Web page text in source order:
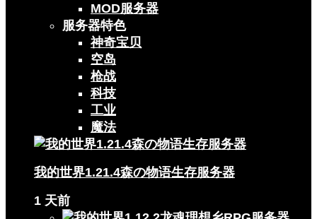
MOD服务器
服务器特色
神奇宝贝
空岛
枪战
科技
工业
魔法
我的世界1.21.4森の物语生存服务器
1 天前